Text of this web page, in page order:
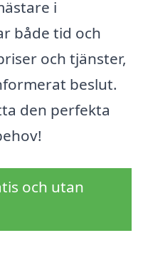
i
både tid och
och tjänster,
beslut.
den perfekta
och utan